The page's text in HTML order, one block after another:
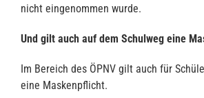
nicht eingenommen wurde.
Und gilt auch auf dem Schulweg eine
Im Bereich des ÖPNV gilt auch für
eine Maskenpflicht.